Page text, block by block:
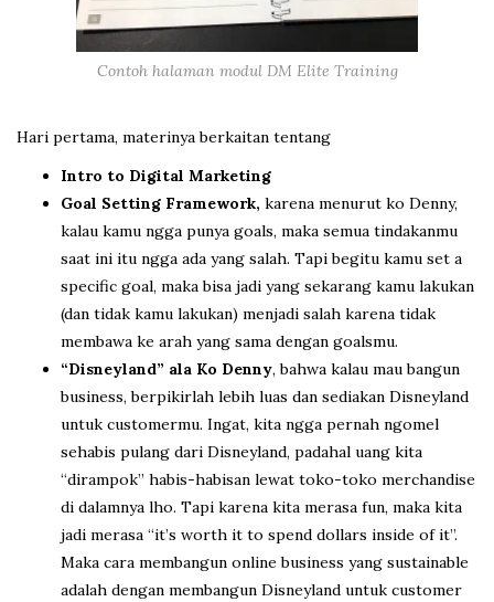
Contoh halaman modul DM Elite Training
Hari pertama, materinya berkaitan tentang
Intro to Digital Marketing
Goal Setting Framework, karena menurut ko Denny,
kalau kamu ngga punya goals, maka semua tindakanmu
saat ini itu ngga ada yang salah. Tapi begitu kamu set a
specific goal, maka bisa jadi yang sekarang kamu lakukan
(dan tidak kamu lakukan) menjadi salah karena tidak
membawa ke arah yang sama dengan goalsmu.
“Disneyland” ala Ko Denny, bahwa kalau mau bangun
business, berpikirlah lebih luas dan sediakan Disneyland
untuk customermu. Ingat, kita ngga pernah ngomel
sehabis pulang dari Disneyland, padahal uang kita
“dirampok” habis-habisan lewat toko-toko merchandise
di dalamnya lho. Tapi karena kita merasa fun, maka kita
jadi merasa “it’s worth it to spend dollars inside of it”.
Maka cara membangun online business yang sustainable
adalah dengan membangun Disneyland untuk customer